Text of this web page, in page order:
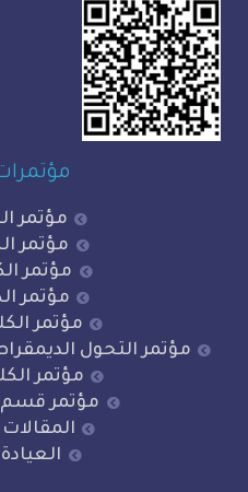
مؤتمرات الكلية
مؤتمر الكلية الاول
مؤتمر الكلية الثاني
مؤتمر الكلية الثالث
مؤتمر الكلية الرابع
مؤتمر الكلية الخامس
التحول الديمقراطي
مؤتمر الكلية السادس
مؤتمر قسم القانون
المقالات الاسبوعية
العيادة القانونية